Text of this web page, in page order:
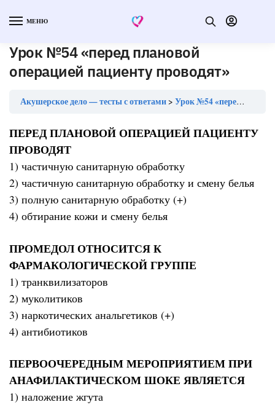
МЕНЮ
Урок №54 «перед плановой
операцией пациенту проводят»
Акушерское дело — тесты с ответами Урок №54 «перед плановой операцией пациенту проводят»
ПЕРЕД ПЛАНОВОЙ ОПЕРАЦИЕЙ ПАЦИЕНТУ
ПРОВОДЯТ
1) частичную санитарную обработку
2) частичную санитарную обработку и смену белья
3) полную санитарную обработку (+)
4) обтирание кожи и смену белья
ПРОМЕДОЛ ОТНОСИТСЯ К
ФАРМАКОЛОГИЧЕСКОЙ ГРУППЕ
1) транквилизаторов
2) муколитиков
3) наркотических анальгетиков (+)
4) антибиотиков
ПЕРВООЧЕРЕДНЫМ МЕРОПРИЯТИЕМ ПРИ
АНАФИЛАКТИЧЕСКОМ ШОКЕ ЯВЛЯЕТСЯ
1) наложение жгута